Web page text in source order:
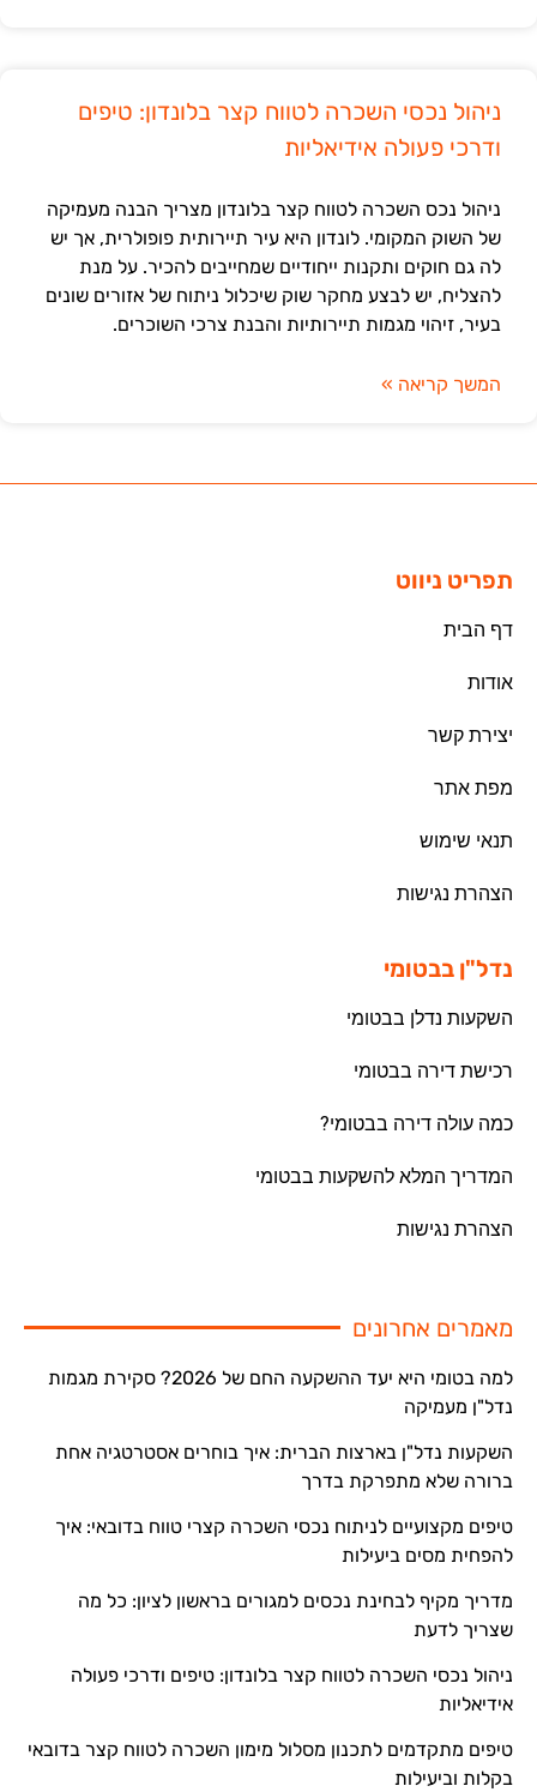
ניהול נכסי השכרה לטווח קצר בלונדון: טיפים
ודרכי פעולה אידיאליות
ניהול נכס השכרה לטווח קצר בלונדון מצריך הבנה מעמיקה
של השוק המקומי. לונדון היא עיר תיירותית פופולרית, אך יש
לה גם חוקים ותקנות ייחודיים שמחייבים להכיר. על מנת
להצליח, יש לבצע מחקר שוק שיכלול ניתוח של אזורים שונים
בעיר, זיהוי מגמות תיירותיות והבנת צרכי השוכרים.
המשך קריאה »
תפריט ניווט
דף הבית
אודות
יצירת קשר
מפת אתר
תנאי שימוש
הצהרת נגישות
נדל"ן בבטומי
השקעות נדלן בבטומי
רכישת דירה בבטומי
כמה עולה דירה בבטומי?
המדריך המלא להשקעות בבטומי
הצהרת נגישות
מאמרים אחרונים
למה בטומי היא יעד ההשקעה החם של 2026? סקירת מגמות
נדל"ן מעמיקה
השקעות נדל"ן בארצות הברית: איך בוחרים אסטרטגיה אחת
ברורה שלא מתפרקת בדרך
טיפים מקצועיים לניתוח נכסי השכרה קצרי טווח בדובאי: איך
להפחית מסים ביעילות
מדריך מקיף לבחינת נכסים למגורים בראשון לציון: כל מה
שצריך לדעת
ניהול נכסי השכרה לטווח קצר בלונדון: טיפים ודרכי פעולה
אידיאליות
טיפים מתקדמים לתכנון מסלול מימון השכרה לטווח קצר בדובאי
בקלות וביעילות